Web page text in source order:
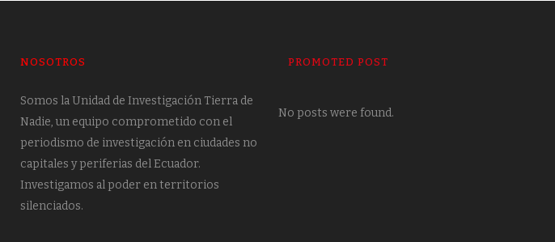
NOSOTROS
Somos la Unidad de Investigación Tierra de
Nadie, un equipo comprometido con el
periodismo de investigación en ciudades no
capitales y periferias del Ecuador.
Investigamos al poder en territorios
silenciados.
PROMOTED POST
No posts were found.